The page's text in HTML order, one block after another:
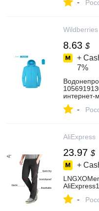
-
Wildberries
8.63 $
+
7%
-
AliExpress
23.97 $
+
-